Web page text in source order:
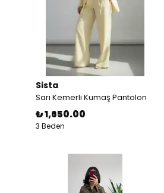
Sista
Sarı Kemerli Kumaş Pantolon
₺ 1,650.00
3 Beden